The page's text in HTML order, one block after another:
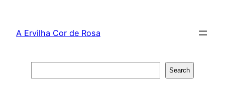
content
A Ervilha Cor de Rosa
Search